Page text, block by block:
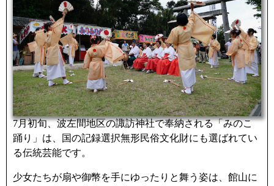
7月初旬、波左間地区の諏訪神社で奉納される「みのこ
踊り」は、国の記録選択無形民俗文化財にも選ばれてい
る伝統芸能です。
少女たちが扇や御幣を手にゆったりと舞う姿は、館山に